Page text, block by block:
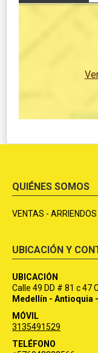
QUIÉNES SOMOS
VENTAS -
UBICACIÓN
Calle 49 DD # 81 c 47
Medellín - Antioquia -
MÓVIL
3135491529